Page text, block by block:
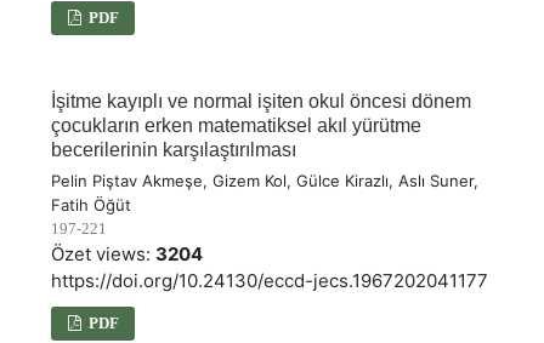
PDF
İşitme kayıplı ve normal işiten okul öncesi dönem
çocukların erken matematiksel akıl yürütme
becerilerinin karşılaştırılması
Pelin Piştav Akmeşe, Gizem Kol, Gülce Kirazlı, Aslı Suner,
Fatih Öğüt
197-221
Özet views: 3204
https://doi.org/10.24130/eccd-jecs.1967202041177
PDF